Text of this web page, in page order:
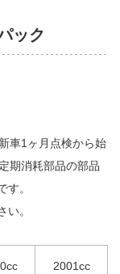
ック
車1ヶ月点検から始
期消耗部品の部品
。
。
2001cc